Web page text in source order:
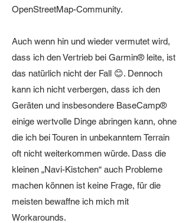
OpenStreetMap-Community.
Auch wenn hin und wieder vermutet wird,
dass ich den Vertrieb bei Garmin® leite, ist
das natürlich nicht der Fall 😊. Dennoch
kann ich nicht verbergen, dass ich den
Geräten und insbesondere BaseCamp®
einige wertvolle Dinge abringen kann, ohne
die ich bei Touren in unbekanntem Terrain
oft nicht weiterkommen würde. Dass die
kleinen „Navi-Kistchen“ auch Probleme
machen können ist keine Frage, für die
meisten bewaffne ich mich mit
Workarounds.